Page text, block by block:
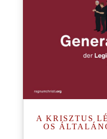
A KRISZTUS
OS